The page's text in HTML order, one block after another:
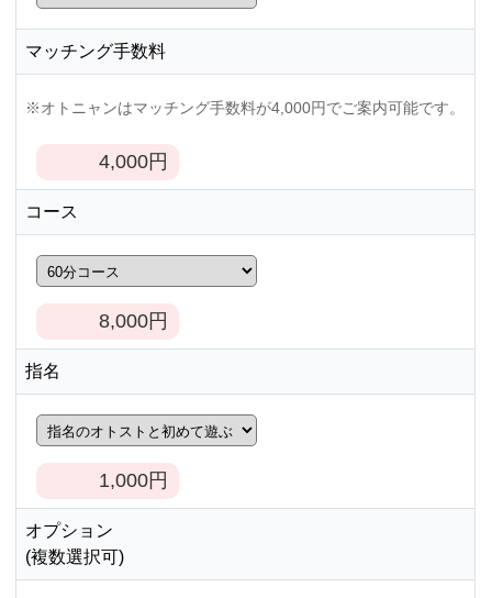
マッチング手数料
※オトニャンはマッチング手数料が4,000円でご案内可能です。
4,000円
コース
8,000円
指名
1,000円
オプション
(複数選択可)